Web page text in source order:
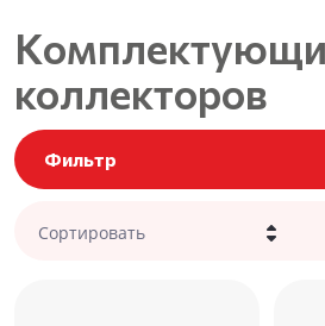
коллекторов
Фильтр
Сортировать